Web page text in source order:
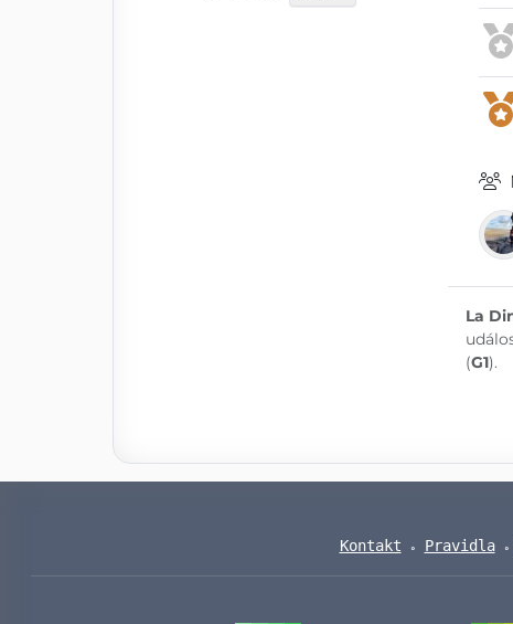
La
(G1).
Kontakt Pravidla